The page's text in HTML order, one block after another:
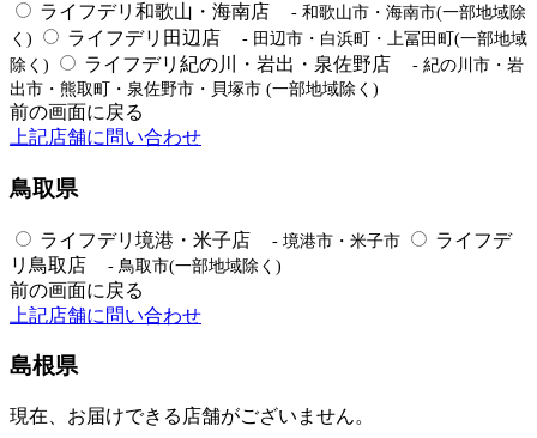
ライフデリ和歌山・海南店
- 和歌山市・海南市(一部地域除
く)
ライフデリ田辺店
- 田辺市・白浜町・上冨田町(一部地域
除く)
ライフデリ紀の川・岩出・泉佐野店
- 紀の川市・岩
出市・熊取町・泉佐野市・貝塚市 (一部地域除く)
前の画面に戻る
上記店舗に問い合わせ
鳥取県
ライフデリ境港・米子店 - 境港市・米子市
ライフデ
リ鳥取店
- 鳥取市(一部地域除く)
前の画面に戻る
上記店舗に問い合わせ
島根県
現在、お届けできる店舗がございません。